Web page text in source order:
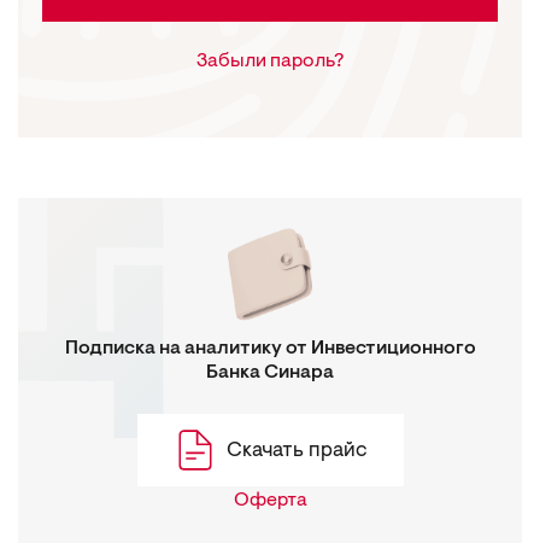
Забыли пароль?
Подписка на аналитику от Инвестиционного
Банка Синара
Скачать прайс
Оферта